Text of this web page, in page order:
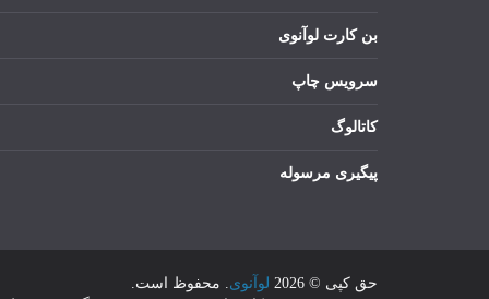
بن کارت لوآنوی
سرویس چاپ
کاتالوگ
پیگیری مرسوله
حق کپی © 2026 لوآنوی. محفوظ است.